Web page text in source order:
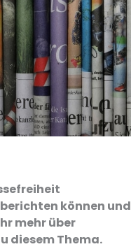
können und
mehr über
diesem Thema.